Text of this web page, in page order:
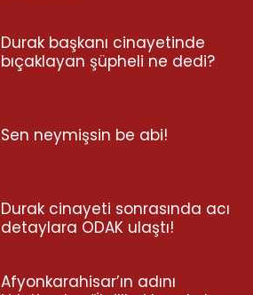
Durak başkanı cinayetinde
bıçaklayan şüpheli ne dedi?
Sen neymişsin be abi!
Durak cinayeti sonrasında acı
detaylara ODAK ulaştı!
Afyonkarahisar’ın adını